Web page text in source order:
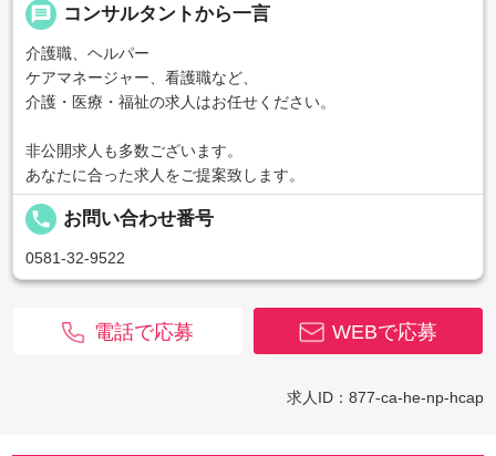
message コンサルタントから一言
介護職、ヘルパー
ケアマネージャー、看護職など、
介護・医療・福祉の求人はお任せください。
非公開求人も多数ございます。
あなたに合った求人をご提案致します。
local_phone お問い合わせ番号
0581-32-9522
WEBで応募
電話で応募
求人ID：877-ca-he-np-hcap